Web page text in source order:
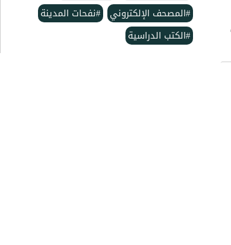
#المصحف الإلكتروني #نفحات المدينة
#الكتب الدراسية